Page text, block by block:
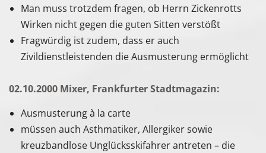
Man muss trotzdem fragen, ob Herrn Zickenrotts
Wirken nicht gegen die guten Sitten verstößt
Fragwürdig ist zudem, dass er auch
Zivildienstleistenden die Ausmusterung ermöglicht
02.10.2000 Mixer, Frankfurter Stadtmagazin:
Ausmusterung à la carte
müssen auch Asthmatiker, Allergiker sowie
kreuzbandlose Unglücksskifahrer antreten – die